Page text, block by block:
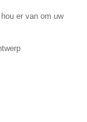
er van om uw